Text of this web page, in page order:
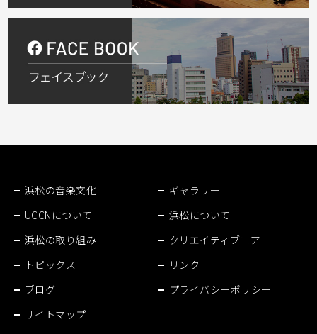
浜松の音楽文化
UCCNについて
浜松の取り組み
トピックス
ブログ
ギャラリー
浜松について
クリエイティブコア
リンク
プライバシーポリシー
サイトマップ